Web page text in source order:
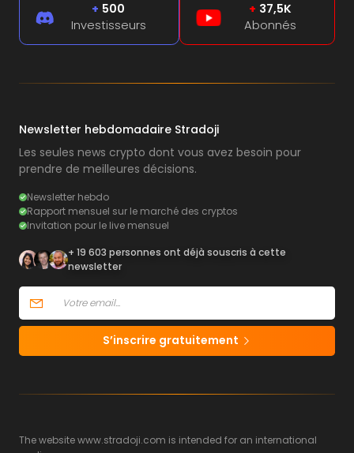
+ 500
Investisseurs
+ 37,5K
Abonnés
Newsletter hebdomadaire Stradoji
Les seules news crypto dont vous avez besoin pour
prendre de meilleures décisions.
Newsletter hebdo
Rapport mensuel sur le marché des cryptos
Invitation pour le live mensuel
+ 19 603 personnes ont déjà souscris à cette
newsletter
S’inscrire gratuitement
The website www.stradoji.com is intended for an international